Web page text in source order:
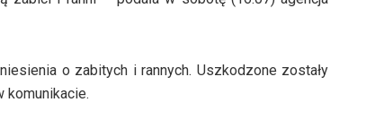
o zabitych i rannych. Uszkodzone zostały
komunikacie.